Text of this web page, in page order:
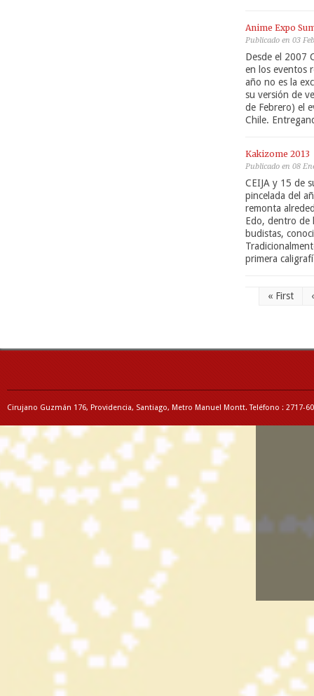
Anime Expo
Publicado en 03
Desde el 2007
en los eventos
año no es la
su versión de
de Febrero) el
Chile.
Kakizome 2013
Publicado en 08
CEIJA y 15 de
pincelada del
remonta
Edo, dentro de
budistas,
primera caligrafí
« First
Cirujano Guzmán 176, Providencia, Santiago, Metro Manuel Montt. Teléfono : 2717-